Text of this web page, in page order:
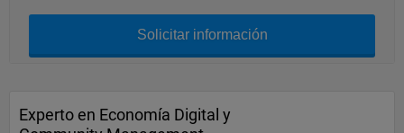
Solicitar información
Experto en Economía Digital y